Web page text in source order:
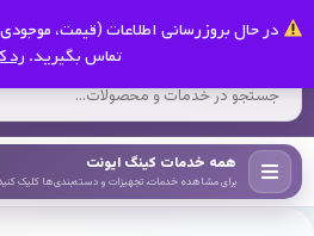
در حال بروزرسانی اطلاعات (قیمت،
تماس بگیرید. رد
کینگ ایونت
همه خدمات کینگ ایونت
برای مشاهده خدمات، تجهیزات و دسته‌بندی‌ها کلیک